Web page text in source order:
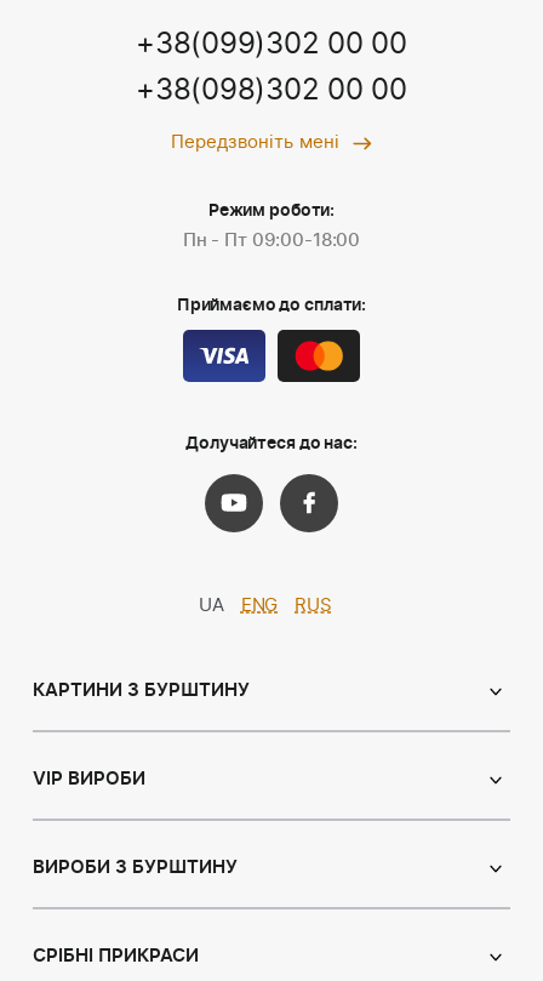
+38(099)302 00 00
+38(098)302 00 00
Передзвоніть мені
Режим роботи:
Пн - Пт 09:00-18:00
Приймаємо до сплати:
Долучайтеся до нас:
UA ENG RUS
КАРТИНИ З БУРШТИНУ
Іменні ікони
Натюрморт
VIP ВИРОБИ
Ікони з пластин
ВИРОБИ З БУРШТИНУ
Браслети
СРІБНІ ПРИКРАСИ